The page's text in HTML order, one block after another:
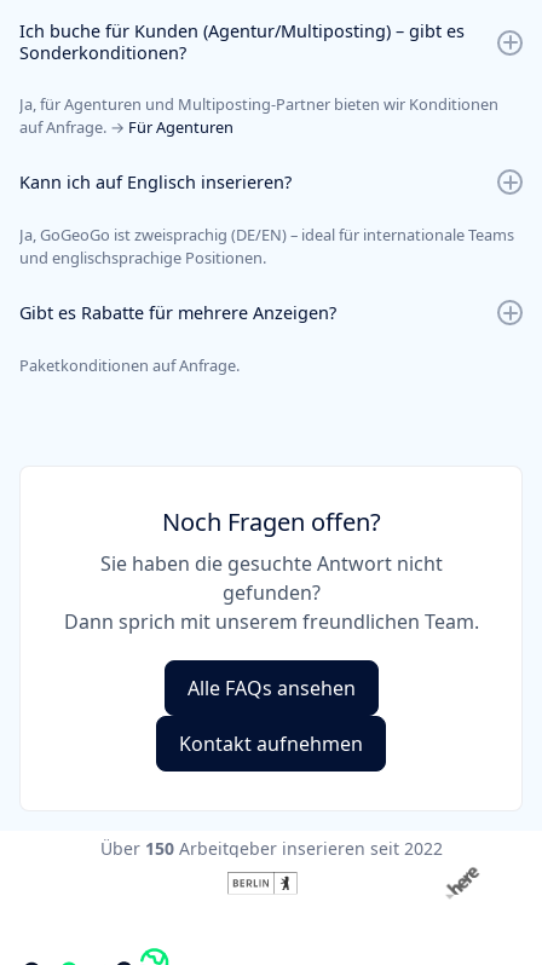
Ich buche für Kunden (Agentur/Multiposting) – gibt es
Sonderkonditionen?
Ja, für Agenturen und Multiposting-Partner bieten wir Konditionen
auf Anfrage. → Für Agenturen
Kann ich auf Englisch inserieren?
Ja, GoGeoGo ist zweisprachig (DE/EN) – ideal für internationale Teams
und englischsprachige Positionen.
Gibt es Rabatte für mehrere Anzeigen?
Paketkonditionen auf Anfrage.
Noch Fragen offen?
Sie haben die gesuchte Antwort nicht
gefunden?
Dann sprich mit unserem freundlichen Team.
Kontakt aufnehmen
Alle FAQs ansehen
Über150 Arbeitgeber inserieren seit 2022